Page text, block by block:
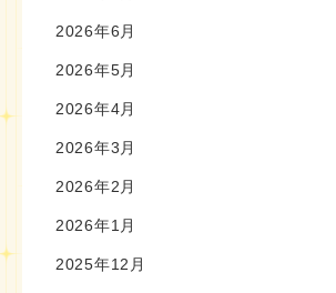
2026年6月
2026年5月
2026年4月
2026年3月
2026年2月
2026年1月
2025年12月